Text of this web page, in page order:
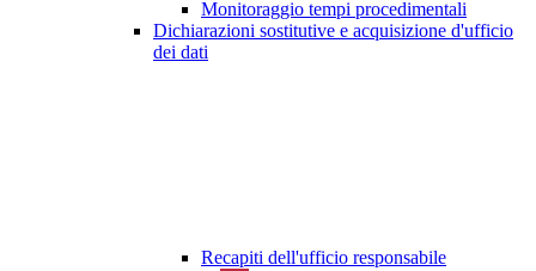
Monitoraggio tempi procedimentali
Dichiarazioni sostitutive e acquisizione d'ufficio
dei dati
Recapiti dell'ufficio responsabile